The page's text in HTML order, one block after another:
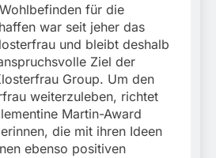
für die
war seit jeher das
und bleibt deshalb
Ziel der
Group. Um den
weiterzuleben, richtet
Martin-Award
die mit ihren Ideen
ebenso positiven